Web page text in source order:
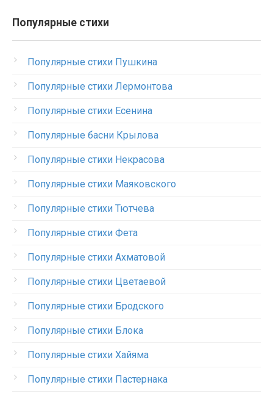
Популярные стихи
Популярные стихи Пушкина
Популярные стихи Лермонтова
Популярные стихи Есенина
Популярные басни Крылова
Популярные стихи Некрасова
Популярные стихи Маяковского
Популярные стихи Тютчева
Популярные стихи Фета
Популярные стихи Ахматовой
Популярные стихи Цветаевой
Популярные стихи Бродского
Популярные стихи Блока
Популярные стихи Хайяма
Популярные стихи Пастернака